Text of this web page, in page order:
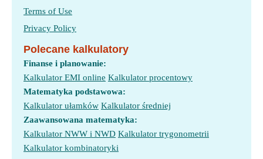
Terms of Use
Privacy Policy
Polecane kalkulatory
Finanse i planowanie:
Kalkulator EMI online Kalkulator procentowy
Matematyka podstawowa:
Kalkulator ułamków Kalkulator średniej
Zaawansowana matematyka:
Kalkulator NWW i NWD Kalkulator trygonometrii
Kalkulator kombinatoryki